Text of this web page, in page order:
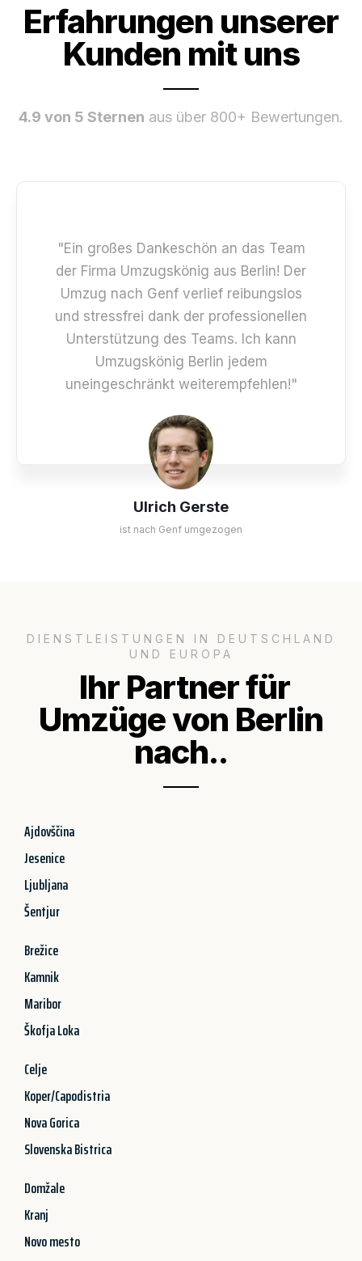
Erfahrungen unserer
Kunden mit uns
4.9 von 5 Sternen aus über 800+ Bewertungen.
Ulrich Gerste
ist nach Genf umgezogen
"Ein großes Dankeschön an das Team
der Firma Umzugskönig aus Berlin! Der
Umzug nach Genf verlief reibungslos
und stressfrei dank der professionellen
Unterstützung des Teams. Ich kann
Umzugskönig Berlin jedem
uneingeschränkt weiterempfehlen!"
DIENSTLEISTUNGEN IN DEUTSCHLAND
UND EUROPA
Ihr Partner für
Umzüge von Berlin
nach..
Ajdovščina
Jesenice
Ljubljana
Šentjur
Brežice
Kamnik
Maribor
Škofja Loka
Celje
Koper/Capodistria
Nova Gorica
Slovenska Bistrica
Domžale
Kranj
Novo mesto